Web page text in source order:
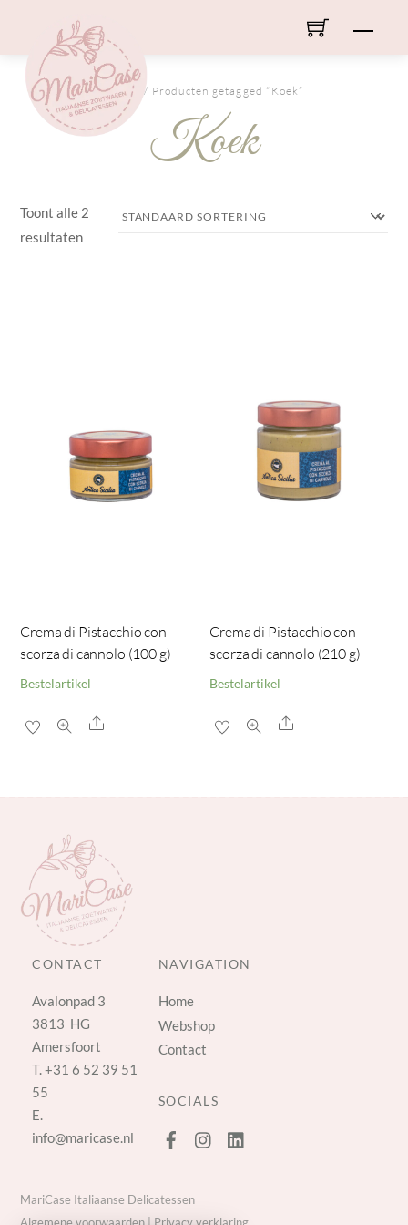
content
HOME / Producten getagged “Koek”
Koek
Toont alle 2
resultaten
Crema di Pistacchio con
scorza di cannolo (100 g)
Bestelartikel
Share
Crema di Pistacchio con
scorza di cannolo (210 g)
Bestelartikel
Share
CONTACT
Avalonpad 3
3813 HG
Amersfoort
T.+31 6 52 39 51
55
E.
info@maricase.nl
NAVIGATION
Home
Webshop
Contact
SOCIALS
MariCase Italiaanse Delicatessen